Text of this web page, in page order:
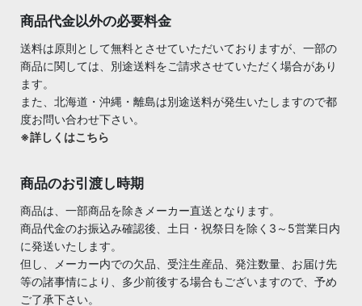
商品代金以外の必要料金
送料は原則として無料とさせていただいておりますが、一部の
商品に関しては、別途送料をご請求させていただく場合があり
ます。
また、北海道・沖縄・離島は別途送料が発生いたしますので都
度お問い合わせ下さい。
※詳しくはこちら
商品のお引渡し時期
商品は、一部商品を除きメーカー直送となります。
商品代金のお振込み確認後、土日・祝祭日を除く3～5営業日内
に発送いたします。
但し、メーカー内での欠品、受注生産品、発注数量、お届け先
等の諸事情により、多少前後する場合もございますので、予め
ご了承下さい。